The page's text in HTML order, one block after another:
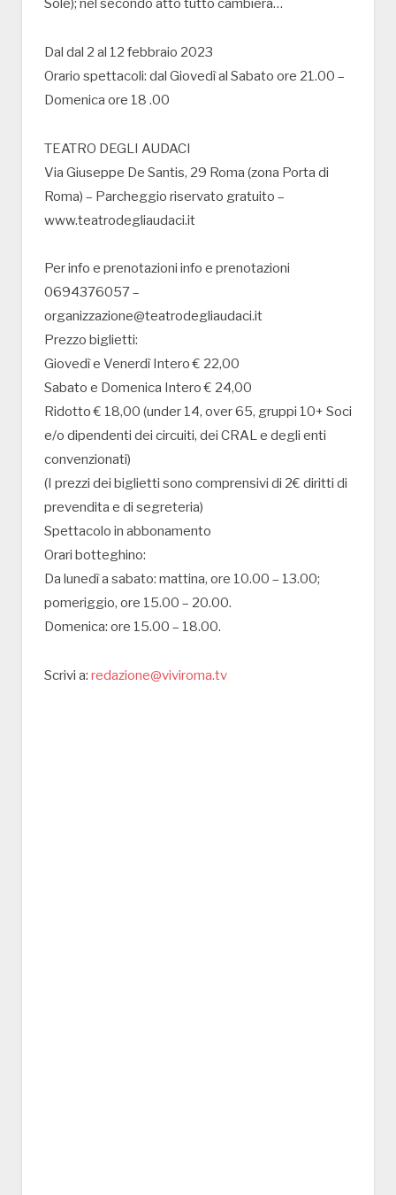
Sole); nel secondo atto tutto cambierà…
Dal dal 2 al 12 febbraio 2023
Orario spettacoli: dal Giovedì al Sabato ore 21.00 –
Domenica ore 18 .00
TEATRO DEGLI AUDACI
Via Giuseppe De Santis, 29 Roma (zona Porta di
Roma) – Parcheggio riservato gratuito –
www.teatrodegliaudaci.it
Per info e prenotazioni info e prenotazioni
0694376057 –
organizzazione@teatrodegliaudaci.it
Prezzo biglietti:
Giovedì e Venerdì Intero € 22,00
Sabato e Domenica Intero € 24,00
Ridotto € 18,00 (under 14, over 65, gruppi 10+ Soci
e/o dipendenti dei circuiti, dei CRAL e degli enti
convenzionati)
(I prezzi dei biglietti sono comprensivi di 2€ diritti di
prevendita e di segreteria)
Spettacolo in abbonamento
Orari botteghino:
Da lunedì a sabato: mattina, ore 10.00 – 13.00;
pomeriggio, ore 15.00 – 20.00.
Domenica: ore 15.00 – 18.00.
Scrivi a: redazione@viviroma.tv